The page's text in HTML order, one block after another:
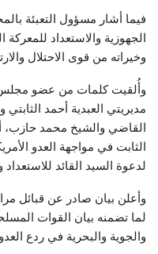
فيما أشار مسؤول التعبئة
الجهوزية والاستعداد للمعركة
وخيراته من قوى الاحتلال
وأُلقيت كلمات من عضو
مديريتي العبدية أحمد
القاضي والشيخ محمد حازب،
الثابت في مواجهة العدو
لدعوة السيد القائد للاستعداد
وأعلن بيان صادر عن قبائل
لما تضمنه بيان القوات
والجوية والبحرية في ردع